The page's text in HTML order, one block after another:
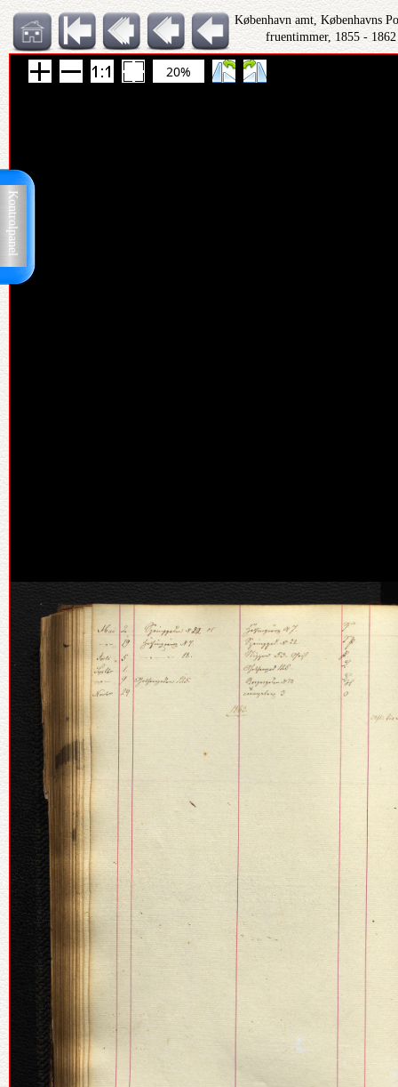
Kontrolpanel
København amt, Københavns
fruentimmer, 1855 -
20%